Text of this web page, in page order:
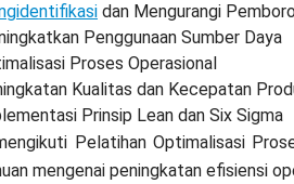
dan Mengurangi
Penggunaan Sumber Daya
Proses Operasional
Kualitas dan Kecepatan
Prinsip Lean dan Six Sigma
Pelatihan Optimalisasi
mengenai peningkatan efisiensi